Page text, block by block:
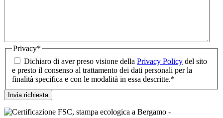
Privacy*
Dichiaro di aver preso visione della Privacy Policy del sito
e presto il consenso al trattamento dei dati personali per la
finalità specifica e con le modalità in essa descritte.*